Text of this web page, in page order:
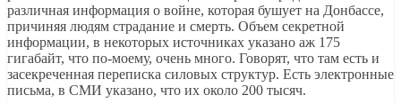
различная информация о войне, которая бушует на Донбассе,
причиняя людям страдание и смерть. Объем секретной
информации, в некоторых источниках указано аж 175
гигабайт, что по-моему, очень много. Говорят, что там есть и
засекреченная переписка силовых структур. Есть электронные
письма, в СМИ указано, что их около 200 тысяч.